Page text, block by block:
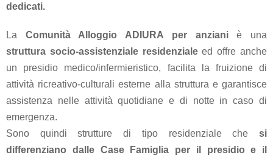
dedicati.
La Comunità Alloggio ADIURA per anzianiè una
struttura socio-assistenziale residenzialeed offre anche
un presidio medico/infermieristico, facilita la fruizione di
attività ricreativo-culturali esterne alla struttura e garantisce
assistenza nelle attività quotidiane e di notte in caso di
emergenza.
Sono quindi strutture di tipo residenziale che si
differenziano dalle Case Famiglia per il presidio e il
Podologia
Consulenza
Psicologica
Servizio
CAF